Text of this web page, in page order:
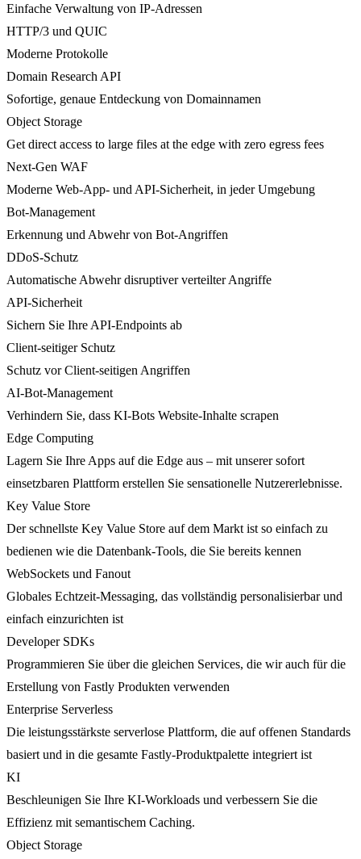
Einfache Verwaltung von IP-Adressen
HTTP/3 und QUIC
Moderne Protokolle
Domain Research API
Sofortige, genaue Entdeckung von Domainnamen
Object Storage
Get direct access to large files at the edge with zero egress fees
Next-Gen WAF
Moderne Web-App- und API-Sicherheit, in jeder Umgebung
Bot-Management
Erkennung und Abwehr von Bot-Angriffen
DDoS-Schutz
Automatische Abwehr disruptiver verteilter Angriffe
API-Sicherheit
Sichern Sie Ihre API-Endpoints ab
Client-seitiger Schutz
Schutz vor Client-seitigen Angriffen
AI-Bot-Management
Verhindern Sie, dass KI-Bots Website-Inhalte scrapen
Edge Computing
Lagern Sie Ihre Apps auf die Edge aus – mit unserer sofort
einsetzbaren Plattform erstellen Sie sensationelle Nutzererlebnisse.
Key Value Store
Der schnellste Key Value Store auf dem Markt ist so einfach zu
bedienen wie die Datenbank-Tools, die Sie bereits kennen
WebSockets und Fanout
Globales Echtzeit-Messaging, das vollständig personalisierbar und
einfach einzurichten ist
Developer SDKs
Programmieren Sie über die gleichen Services, die wir auch für die
Erstellung von Fastly Produkten verwenden
Enterprise Serverless
Die leistungsstärkste serverlose Plattform, die auf offenen Standards
basiert und in die gesamte Fastly-Produktpalette integriert ist
KI
Beschleunigen Sie Ihre KI-Workloads und verbessern Sie die
Effizienz mit semantischem Caching.
Object Storage